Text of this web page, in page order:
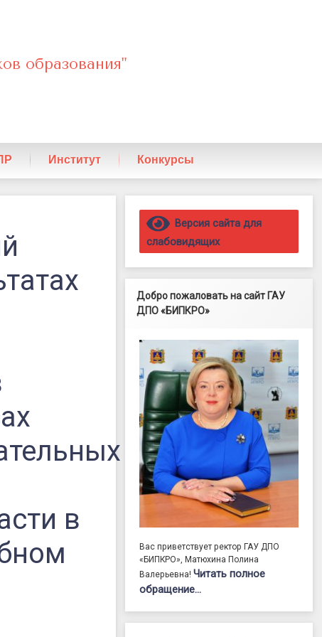
образования"
Институт Конкурсы
в
Правый сайдбар
Версия сайта для
слабовидящих
Добро пожаловать на сайт ГАУ
ДПО «БИПКРО»
Вас приветствует ректор ГАУ ДПО
«БИПКРО», Матюхина Полина
Валерьевна!Читать полное
обращение…